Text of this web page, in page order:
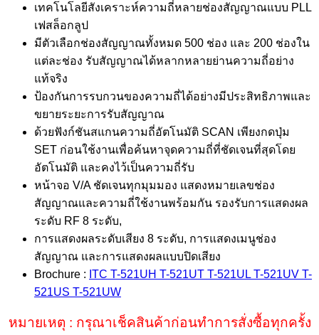
เทคโนโลยีสังเคราะห์ความถี่หลายช่องสัญญาณแบบ PLL
เฟสล็อกลูป
มีตัวเลือกช่องสัญญาณทั้งหมด 500 ช่อง และ 200 ช่องใน
แต่ละช่อง รับสัญญาณได้หลากหลายย่านความถี่อย่าง
แท้จริง
ป้องกันการรบกวนของความถี่ได้อย่างมีประสิทธิภาพและ
ขยายระยะการรับสัญญาณ
ด้วยฟังก์ชันสแกนความถี่อัตโนมัติ SCAN เพียงกดปุ่ม
SET ก่อนใช้งานเพื่อค้นหาจุดความถี่ที่ชัดเจนที่สุดโดย
อัตโนมัติ และคงไว้เป็นความถี่รับ
หน้าจอ V/A ชัดเจนทุกมุมมอง แสดงหมายเลขช่อง
สัญญาณและความถี่ใช้งานพร้อมกัน รองรับการแสดงผล
ระดับ RF 8 ระดับ,
การแสดงผลระดับเสียง 8 ระดับ, การแสดงเมนูช่อง
สัญญาณ และการแสดงผลแบบปิดเสียง
Brochure : ITC T-521UH T-521UT T-521UL T-521UV T-
521US T-521UW
หมายเหตุ : กรุณาเช็คสินค้าก่อนทำการสั่งซื้อทุกครั้ง